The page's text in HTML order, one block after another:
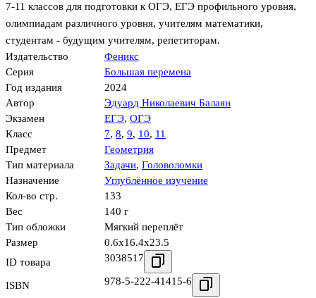
7-11 классов для подготовки к ОГЭ, ЕГЭ профильного уровня,
олимпиадам различного уровня, учителям математики,
студентам - будущим учителям, репетиторам.
Издательство
Феникс
Серия
Большая перемена
Год издания
2024
Автор
Эдуард Николаевич Балаян
Экзамен
ЕГЭ, ОГЭ
Класс
7, 8, 9, 10, 11
Предмет
Геометрия
Тип материала
Задачи, Головоломки
Назначение
Углублённое изучение
Кол-во стр.
133
Вес
140 г
Тип обложки
Мягкий переплёт
Размер
0.6x16.4x23.5
ID товара
3038517
ISBN 978-5-222-41415-6